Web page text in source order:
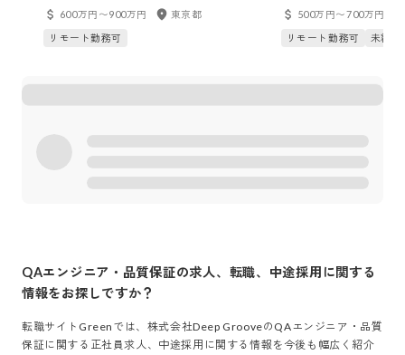
ア/QAリーダー/QAマネージャー
600万円〜900万円
東京都
リモート勤務可
ニア500万円〜700万円
リモート勤務可
未経験
QAエンジニア・品質保証の求人、転職、中途採用に関する
情報をお探しですか？
転職サイトGreenでは、 株式会社Deep Grooveの QAエンジニア・品質
保証 に関する正社員求人、中途採用に関する情報を今後も幅広く紹介